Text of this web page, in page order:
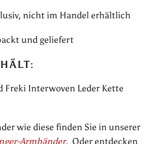
nicht im Handel erhältlich
und geliefert
Freki Interwoven Leder Kette
wie diese finden Sie in unserer
Armbänder. Oder entdecken